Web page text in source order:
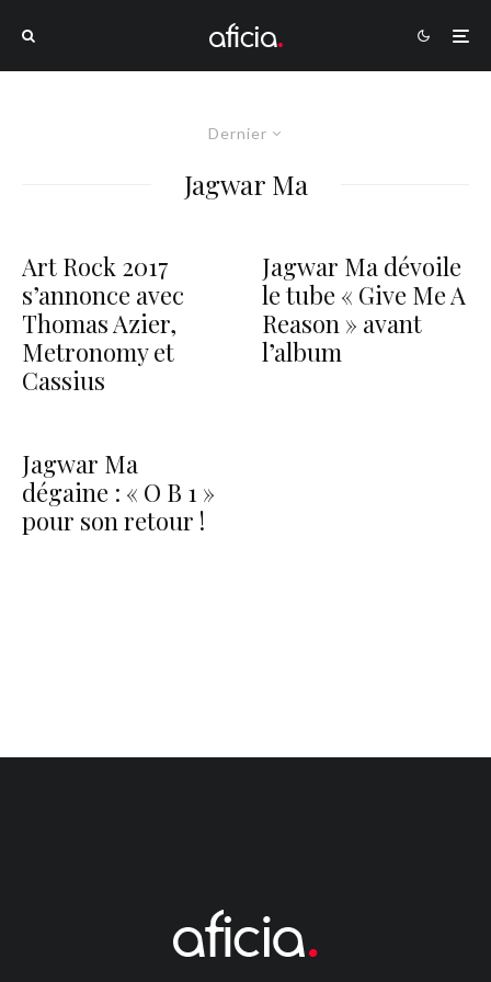
Dernier
Jagwar Ma
Art Rock 2017
s’annonce avec
Thomas Azier,
Metronomy et
Cassius
Jagwar Ma
dégaine : « O B 1 »
pour son retour !
Jagwar Ma dévoile
le tube « Give Me A
Reason » avant
l’album